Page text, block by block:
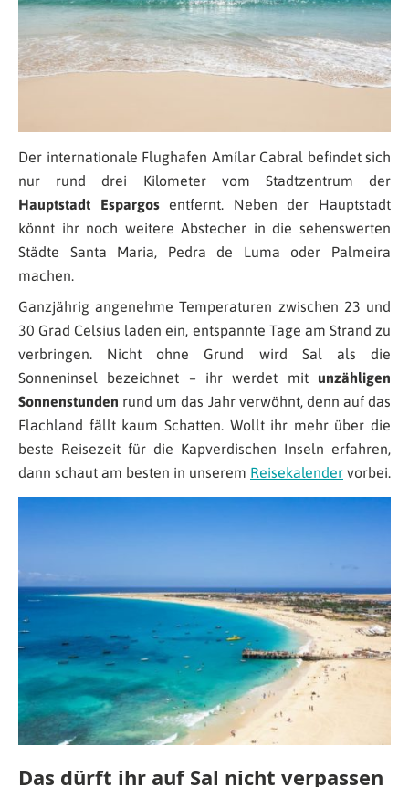
Der internationale Flughafen Amílar Cabral befindet sich
nur rund drei Kilometer vom Stadtzentrum der
Hauptstadt Espargosentfernt. Neben der Hauptstadt
könnt ihr noch weitere Abstecher in die sehenswerten
Städte Santa Maria, Pedra de Luma oder Palmeira
machen.
Ganzjährig angenehme Temperaturen zwischen 23 und
30 Grad Celsius laden ein, entspannte Tage am Strand zu
verbringen. Nicht ohne Grund wird Sal als die
Sonneninsel bezeichnet – ihr werdet mit unzähligen
Sonnenstunden rund um das Jahr verwöhnt, denn auf das
Flachland fällt kaum Schatten. Wollt ihr mehr über die
beste Reisezeit für die Kapverdischen Inseln erfahren,
dann schaut am besten in unserem Reisekalender vorbei.
Das dürft ihr auf Sal nicht verpassen